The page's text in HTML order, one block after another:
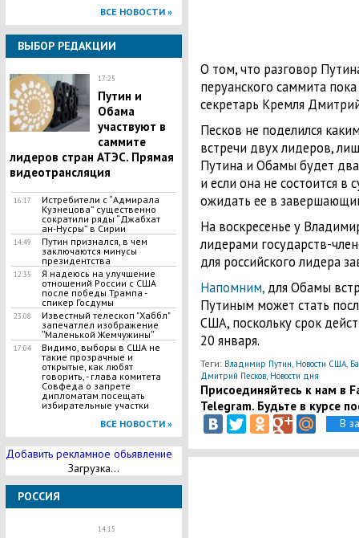
ВСЕ НОВОСТИ »
ВЫБОР РЕДАКЦИИ
17:25
Путин и
Обама
участвуют в
саммите
лидеров стран АТЭС. Прямая
видеотрансляция
16:17
Истребители с “Адмирала
Кузнецова” существенно
сократили ряды “Джабхат
ан-Нусры” в Сирии
14:49
Путин признался, в чем
заключаются минусы
президентства
12:35
Я надеюсь на улучшение
отношений России с США
после победы Трампа -
спикер Госдумы
23:08
Известный телескоп "Хаббл"
запечатлел изображение
ʺМаленькой Жемчужиныʺ
17:04
Видимо, выборы в США не
такие прозрачные и
открытые, как любят
говорить, - глава комитета
Совфеда о запрете
дипломатам посещать
избирательные участки
ВСЕ НОВОСТИ »
Добавить рекламное обьявление
Загрузка...
РОССИЯ
14:15
О том, что разговор
перуанского саммита
секретарь Кремля
Песков не поделился
встречи двух лидеров,
Путина и Обамы будет
и если она не состоится в
ожидать ее в
На воскресенье у
лидерами государств-
для российского лидера
Напомним,для Обамы
Путиным может стать
США, поскольку срок
20 января.
Теги: Владимир Путин Новости США,
Дмитрий Песков, Новости дня
Присоединяйтесь к нам в
Telegram. Будьте в курсе
В